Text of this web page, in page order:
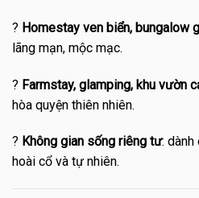
?️ Homestay ven biển, bungalow
lãng mạn, mộc mạc.
?️ Farmstay, glamping, khu vườn
hòa quyện thiên nhiên.
? Không gian sống riêng tư:
hoài cổ và tự nhiên.